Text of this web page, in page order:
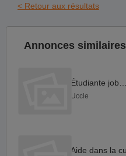
< Retour aux résultats
Annonces similaires
Uccle